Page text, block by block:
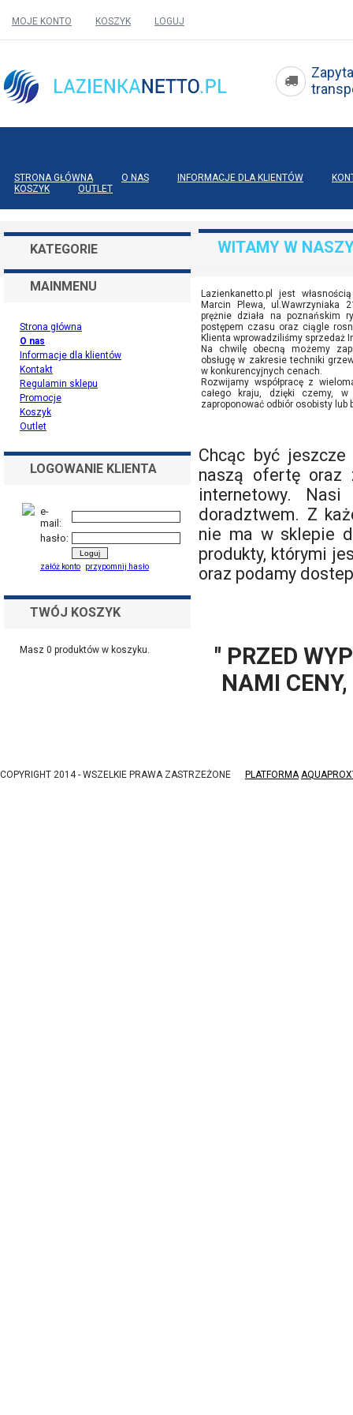
MOJE KONTO KOSZYK LOGUJ
STRONA GŁÓWNA O NAS INFORMACJE DLA KLIENTÓW
KOSZYK
OUTLET
KATEGORIE
MAINMENU
Strona główna
O nas
Informacje dla klientów
Kontakt
Regulamin sklepu
Promocje
Koszyk
Outlet
LOGOWANIE KLIENTA
e-
mail:
hasło:
załóż konto przypomnij hasło
TWÓJ KOSZYK
Masz 0 produktów w koszyku.
WITAMY W
Lazienkanetto.pl jest
Marcin Plewa, ul.Wawrzyniaka
prężnie działa na poznańskim
postępem czasu oraz ciągle
Klienta wprowadziliśmy sprzedaż
Na chwilę obecną możemy
obsługę w zakresie techniki
w konkurencyjnych cenach.
Rozwijamy współpracę z
całego kraju, dzięki czemy, w
zaproponować odbiór osobisty lub
Chcąc być jeszcze
naszą ofertę oraz
internetowy.
doradztwem. Z
nie ma w sklepie
produkty, którymi
oraz podamy
" PRZED
NAMI
COPYRIGHT 2014 - WSZELKIE PRAWA ZASTRZEŻONE PLATFORMA